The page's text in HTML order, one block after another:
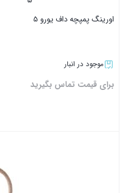
اورینگ پمپچه داف یورو 5
موجود در انبار
برای قیمت تماس بگیرید